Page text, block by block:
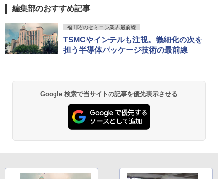
￥24,800
5
【中古】【モニターにムラあり・激安ご
奉仕】 ノートパソコン / DELL Latitude
￥29,800
ソコン Windows11 Office付き パソコン
5 i7-14700F｜ SSD 256GB～2TB｜メモ
リ 8～64GB DDR4/5｜ デスクトップPC
2年保証 激安 高性能 ゲーム 本体のみ PC
高スペッ 初期設定済み
ブルモニター IPSパネル HDR対応 USB T
電話/PC/Mac対応
￥8,999
薬屋のひとりごと 17巻 (デジタル版ビッグガ
￥770
エース)
￥832
￥572
編集部のおすすめ記事
福田昭のセミコン業界最前線
TSMCやインテルも注視。微細化の次を
担う半導体パッケージ技術の最前線
Google 検索で当サイトの記事を優先表示させる